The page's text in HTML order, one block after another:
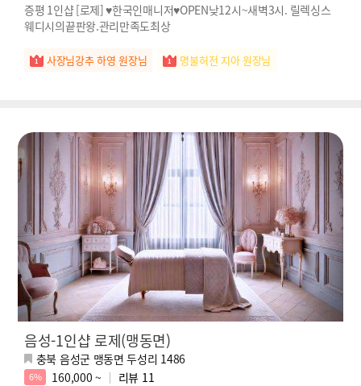
증평 1인샵 [로제] ♥한국인매니저♥OPEN낮12시~새벽3시. 릴렉싱스
웨디시의끝판왕.관리만족도최상
사장님강추 하영 원장님 명불허전 지아 원장님
음성-1인샵 로제(맹동면)
충북 음성군 맹동면 두성리 1486
6% 160,000 ~ 리뷰 11